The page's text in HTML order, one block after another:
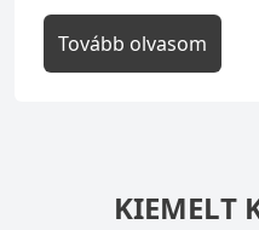
Tovább olvasom
KIEMELT